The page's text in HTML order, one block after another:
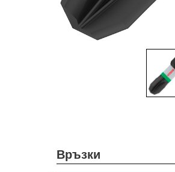
Връзки